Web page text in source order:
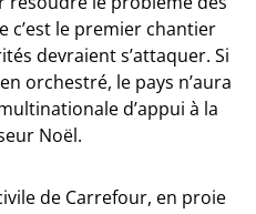
c’est le premier chantier
devraient s’attaquer. Si
orchestré, le pays n’aura
d’appui à la
Noël.
de Carrefour, en proie